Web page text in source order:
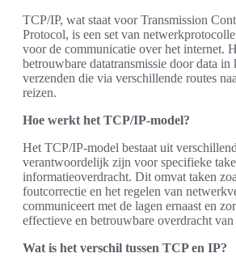
TCP/IP, wat staat voor Transmission
Protocol, is een set van
voor de communicatie over het internet.
betrouwbare datatransmissie door data in
verzenden die via verschillende routes
reizen.
Hoe werkt het TCP/IP-model?
Het TCP/IP-model bestaat uit
verantwoordelijk zijn voor specifieke
informatieoverdracht. Dit omvat taken
foutcorrectie en het regelen van
communiceert met de lagen ernaast en
effectieve en betrouwbare overdracht van
Wat is het verschil tussen TCP en IP?